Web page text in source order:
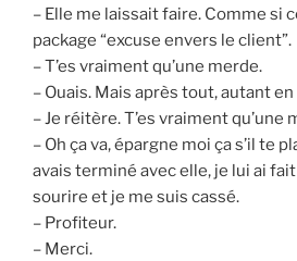
– Elle me laissait faire. Comme si
package “excuse envers le client”.
– T’es vraiment qu’une merde.
– Ouais. Mais après tout, autant
– Je réitère. T’es vraiment qu’une
– Oh ça va, épargne moi ça s’il te
avais terminé avec elle, je lui ai
sourire et je me suis cassé.
– Profiteur.
– Merci.